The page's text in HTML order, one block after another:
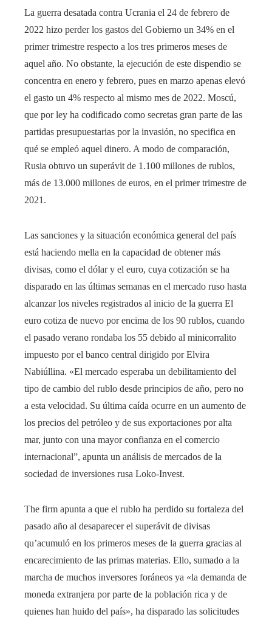
La guerra desatada contra Ucrania el 24 de febrero de
2022 hizo perder los gastos del Gobierno un 34% en el
primer trimestre respecto a los tres primeros meses de
aquel año. No obstante, la ejecución de este dispendio se
concentra en enero y febrero, pues en marzo apenas elevó
el gasto un 4% respecto al mismo mes de 2022. Moscú,
que por ley ha codificado como secretas gran parte de las
partidas presupuestarias por la invasión, no specifica en
qué se empleó aquel dinero. A modo de comparación,
Rusia obtuvo un superávit de 1.100 millones de rublos,
más de 13.000 millones de euros, en el primer trimestre de
2021.
Las sanciones y la situación económica general del país
está haciendo mella en la capacidad de obtener más
divisas, como el dólar y el euro, cuya cotización se ha
disparado en las últimas semanas en el mercado ruso hasta
alcanzar los niveles registrados al inicio de la guerra El
euro cotiza de nuevo por encima de los 90 rublos, cuando
el pasado verano rondaba los 55 debido al minicorralito
impuesto por el banco central dirigido por Elvira
Nabiúllina. «El mercado esperaba un debilitamiento del
tipo de cambio del rublo desde principios de año, pero no
a esta velocidad. Su última caída ocurre en un aumento de
los precios del petróleo y de sus exportaciones por alta
mar, junto con una mayor confianza en el comercio
internacional”, apunta un análisis de mercados de la
sociedad de inversiones rusa Loko-Invest.
The firm apunta a que el rublo ha perdido su fortaleza del
pasado año al desaparecer el superávit de divisas
qu’acumuló en los primeros meses de la guerra gracias al
encarecimiento de las primas materias. Ello, sumado a la
marcha de muchos inversores foráneos ya «la demanda de
moneda extranjera por parte de la población rica y de
quienes han huido del país», ha disparado las solicitudes